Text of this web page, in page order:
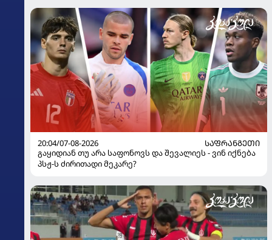
ყოფილმა მეკარემ
20:04/07-08-2026
ᲡᲐᲤᲠᲐᲜᲒᲔᲗᲘ
გაყიდიან თუ არა საფონოვს და შევალიეს - ვინ იქნება
პსჟ-ს ძირითადი მეკარე?